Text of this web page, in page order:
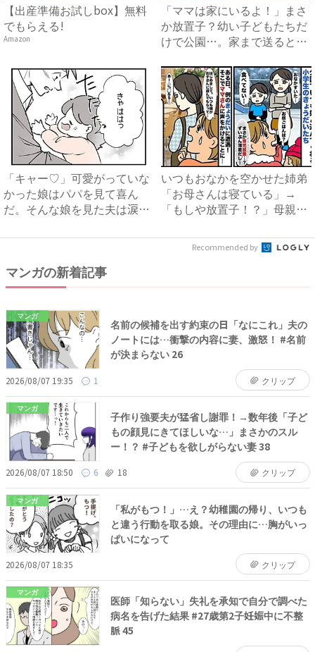
【出産準備お試しbox】無料
でもらえる!
Amazon
「ママは家にいるよ！」まさ
か放置子？幼い子どもたちだ
けで公園…。家まで送ると、
「キャー♡」可愛がっていな
かった娘はパパを見て喜ん
だ。そんな娘を見た夫は涙を
いつもおなかを空かせた姉弟
「お母さんは寝ている」→
「もしや放置子！？」母親ら
Recommended by
マンガの新着記事
マンガ
名前の候補を出す約束の日「なにこれ」夫の
ノートには…衝撃の内容に妻、激怒！ #名前
が決まらない 26
2026/08/07 19:35 1 クリップ
マンガ
子作り強要夫が猛省し謝罪！→数年後「子ど
もの顔見にきてほしいな…」まさかのスル
ー！？ #子どもを欲しがらない妻 38
2026/08/07 18:50 6 18 クリップ
マンガ
「私がもつ！」…え？幼稚園の帰り、いつも
と違う行動を取る娘。その理由に…胸がいっ
ぱいになって
2026/08/07 18:35 クリップ
マンガ
医師「知らない」失礼を承知で自分で調べた
病名を告げた結果 #27歳第2子妊娠中に不整
脈 45